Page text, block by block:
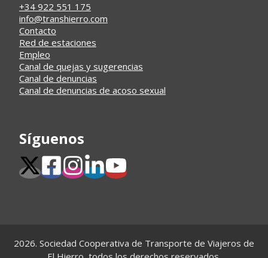
+34 922 551 175
info@transhierro.com
Contacto
Red de estaciones
Empleo
Canal de quejas y sugerencias
Canal de denuncias
Canal de denuncias de acoso sexual
Síguenos
2026. Sociedad Cooperativa de Transporte de Viajeros de